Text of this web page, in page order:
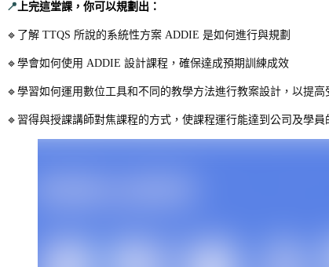
📍上完這堂課，你可以規劃出：
🔹了解 TTQS 所說的系統性方案 ADDIE 是如何進行與規劃
🔹學會如何使用 ADDIE 設計課程，確保達成預期訓練成效
🔹學習如何運用數位工具和不同的教學方法進行教案設計，以提
🔹習得與授課講師對焦課程的方式，使課程運行能達到公司及學員